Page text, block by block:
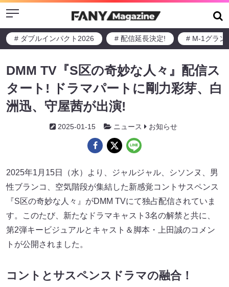
Menu
# ダブルインパクト2026 # 配信延長決定! # M-1グラン
DMM TV『S区の奇妙な人々』配信ス
タート! ドラマパートに剛力彩芽、白
洲迅、守屋茜が出演!
2025-01-15 ニュース お知らせ
2025年1月15日（水）より、ジャルジャル、シソンヌ、男
性ブランコ、空気階段が集結した新感覚コントサスペンス
『S区の奇妙な人々』がDMM TVにて独占配信されていま
す。このたび、新たなドラマキャスト3名の解禁と共に、
第2弾キービジュアルとキャスト＆脚本・上田誠のコメン
トが公開されました。
コントとサスペンスドラマの融合！